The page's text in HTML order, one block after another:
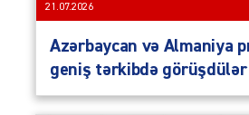
21.07.2026
Azərbaycan və Almaniya
geniş tərkibdə görüşdülər